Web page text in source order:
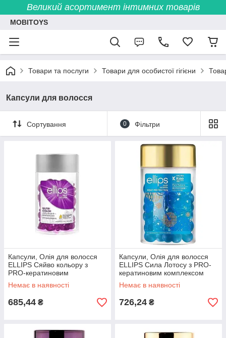
Великий асортимент інтимних товарів
MOBITOYS
Товари та послуги Товари для особистої гігієни
Капсули для волосся
Сортування 0 Фільтри
Капсули, Олія для волосся
ELLIPS Сяйво кольору з
PRO-кератиновим
комплексом 50х1ml 28325
Немає в наявності
685,44 ₴
Капсули, Олія для волосся
ELLIPS Сила Лотосу з PRO-
кератиновим комплексом
50х1ml 28325
Немає в наявності
726,24 ₴